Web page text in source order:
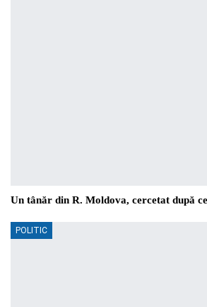
Un tânăr din R. Moldova, cercetat după
POLITIC